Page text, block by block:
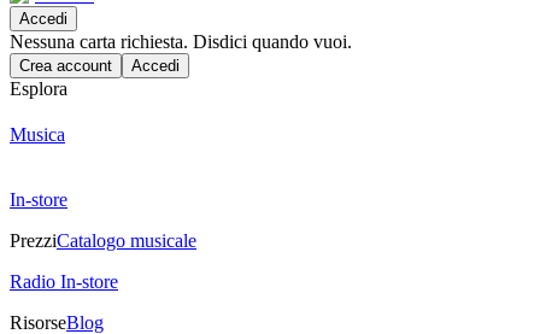
Accedi
Nessuna carta richiesta. Disdici quando vuoi.
Crea account Accedi
Esplora
Musica
In-store
PrezziCatalogo musicale
Radio In-store
RisorseBlog